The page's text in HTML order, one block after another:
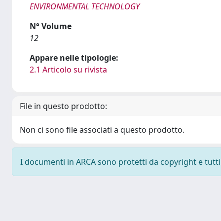
ENVIRONMENTAL TECHNOLOGY
N° Volume
12
Appare nelle tipologie:
2.1 Articolo su rivista
File in questo prodotto:
Non ci sono file associati a questo prodotto.
I documenti in ARCA sono protetti da copyright e